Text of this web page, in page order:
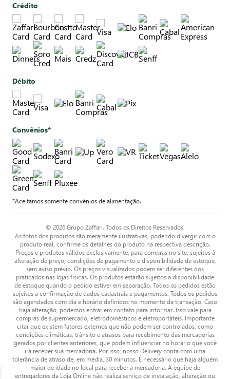
Crédito
Débito
Convênios*
*Aceitamos somente convênios de alimentação.
© 2026 Grupo Zaffari. Todos os Direitos Reservados.
As fotos dos produtos são meramente ilustrativas, podendo divergir com o
produto real, confirme os detalhes do produto na respectiva descrição.
Preços e produtos válidos exclusivamente, para compras no site, sujeitos à
alteração de preço, condições de pagamento e disponibilidade de estoque,
sem aviso prévio. Os preços visualizados podem ser diferentes dos
praticados nas lojas físicas. Os produtos estarão sujeitos a disponibilidade
de estoque quando o pedido estiver em separação. Todos os pedidos estão
sujeitos a confirmação de dados cadastrais e pagamentos. Todos os pedidos
são agendados com dia e horário definidos no momento da transação. Caso
haja alteração, podemos entrar em contato para informar. Isso vale para
compras de supermercado, eletrodomésticos e eletroportáteis. Importante
citar que existem fatores externos que não podem ser controlados, como
condições climáticas, trânsito e atrasos para recebimento das mercadorias
gerados por clientes anteriores, que podem influenciar no horário que você
irá receber sua mercadoria. Por isso, nosso Delivery conta com uma
tolerância de atraso de, em média, 30 minutos. É necessário que haja alguém
maior de idade no local para receber a mercadoria. A equipe de
entregadores da Loja Online não realiza serviço de instalação, alteração ou